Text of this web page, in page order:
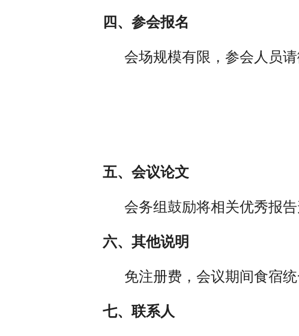
四、参会报名
会场规模有限，参会人员请
五、会议论文
会务组鼓励将相关优秀报告
六、其他说明
免注册费，会议期间食宿统
七、联系人